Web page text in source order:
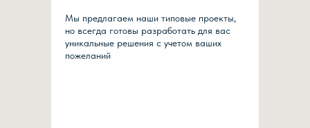
Мы предлагаем наши типовые проекты,
но всегда готовы разработать для вас
уникальные решения с учетом ваших
пожеланий